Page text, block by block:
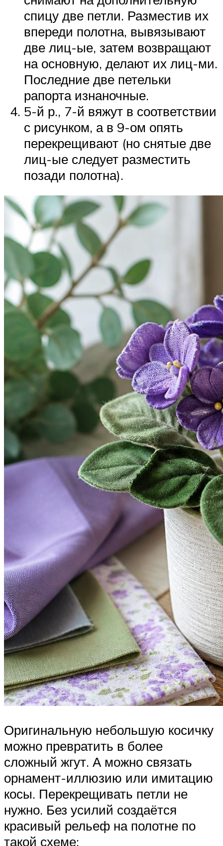
спицу две петли. Разместив их
впереди полотна, вывязывают
две лиц-ые, затем возвращают
на основную, делают их лиц-ми.
Последние две петельки
рапорта изнаночные.
5-й р., 7-й вяжут в соответствии
с рисунком, а в 9-ом опять
перекрещивают (но снятые две
лиц-ые следует разместить
позади полотна).
Оригинальную небольшую косичку
можно превратить в более
сложный жгут. А можно связать
орнамент-иллюзию или имитацию
косы. Перекрещивать петли не
нужно. Без усилий создаётся
красивый рельеф на полотне по
такой схеме: